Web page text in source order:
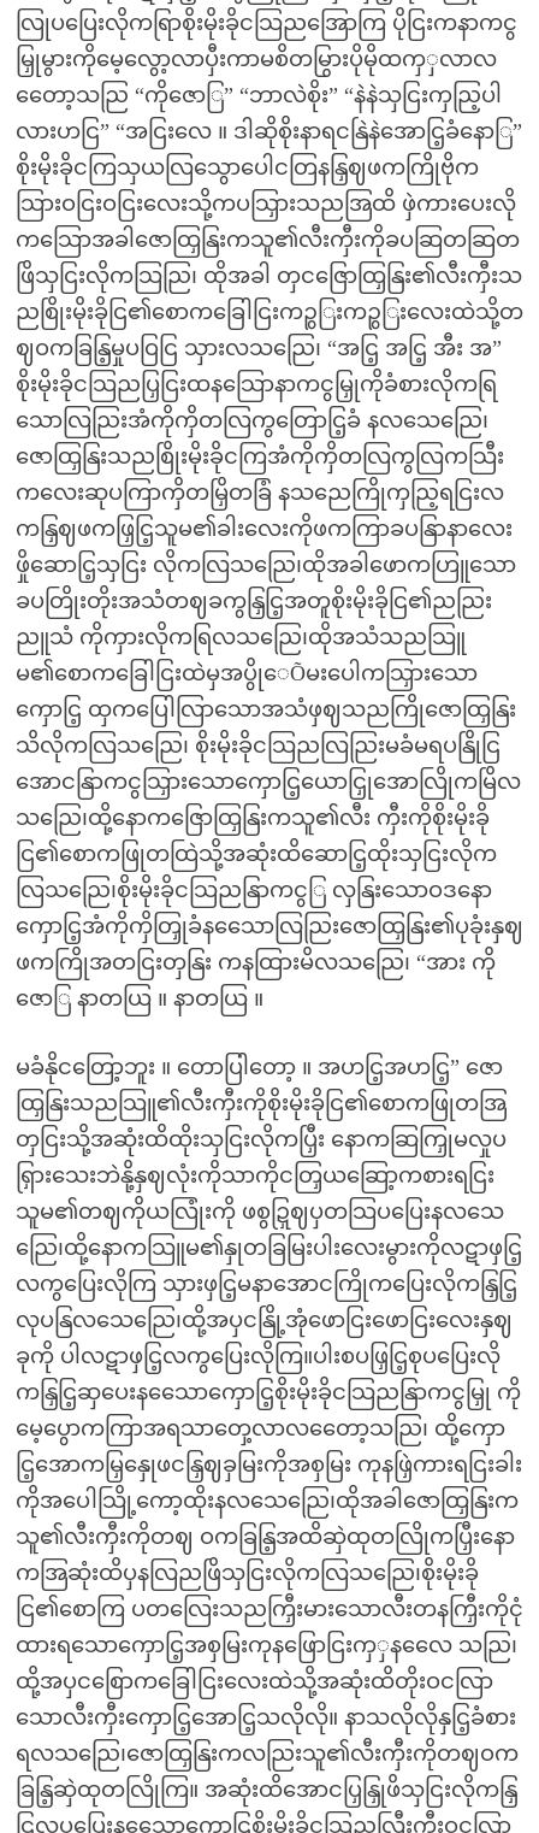
လြုပပြေးလိုကရြာစိုးမိုးခိုငသြညအြောကြ ပိုငြးကနာကငွ
မြှုမွားကိုမေ့လွော့လာပှီးကာမစိတမြွားပိုမိုထကှှလာလ
တေော့သညြ “ကိုဇောြ” “ဘာလဲစိုး” “နဲနဲသှငြးကှညြ့ပါ
လားဟငြ” “အငြးလေ ။ ဒါဆိုစိုးနာရငနြဲနဲအောငြ့ခံနောြ”
စိုးမိုးခိုငကြသှယလြသွောပေါငတြနနြှဈဖကကြိုဗိုက
သြားဝငြးဝငြးလေးသို့ကပသြှားသညအြထိ ဖှဲကားပေးလို
ကသြောအခါဇောထြှနြးကသူ၏လီးကှီးကိုခပဆြတဆြတ
ဖြိသှငြးလိုကသြညြ၊ ထိုအခါ တှငဇြောထြှနြး၏လီးကှီးသ
ညစြိုးမိုးခိုငြ၏စောကခြေါငြးကဉွြးကဉွြးလေးထဲသို့တ
ဈဝကခြနြ့မှုပဝြငြ သှားလသညြေ၊ “အငြ့ အငြ့ အီး အ”
စိုးမိုးခိုငသြညပြှငြးထနသြောနာကငွမြှုကိုခံစားလိုကရြ
သောလြညြးအံကိုကှိတလြကွတြောငြ့ခံ နလသေညြေ၊
ဇောထြှနြးသညစြိုးမိုးခိုငကြအံကိုကှိတလြကွလြကသြီး
ကလေးဆုပကြာကှိတမြှိတခြံ နသညေကြိုကှညြ့ရငြးလ
ကနြှဈဖကဖြှငြ့သူမ၏ခါးလေးကိုဖကကြာခပနြာနာလေး
ဖှိုဆောငြ့သှငြး လိုကလြသညြေ၊ထိုအခါဖောကဟြူသော
ခပတြိုးတိုးအသံတဈခကွနြှငြ့အတူစိုးမိုးခိုငြ၏ညညြး
ညူသံ ကိုကှားလိုကရြလသညြေ၊ထိုအသံသညသြူ
မ၏စောကခြေါငြးထဲမှအပွိုေÕမးပေါကသြှားသော
ကှောငြ့ ထှကပြေါလြာသောအသံဖှဈသညကြိုဇောထြှနြး
သိလိုကလြသညြေ၊ စိုးမိုးခိုငသြညလြညြးမခံမရပနြိုငြ
အောငနြာကငွသြှားသောကှောငြ့ယောငြှုအောလြိုကမြိလ
သညြေ၊ထို့နောကဇြောထြှနြးကသူ၏လီး ကှီးကိုစိုးမိုးခို
ငြ၏စောကဖြုတထြဲသို့အဆုံးထိဆောငြ့ထိုးသှငြးလိုက
လြသညြေ၊စိုးမိုးခိုငသြညနြာကငွြ လှနြးသောဝဒနော
ကှောငြ့အံကိုကှိတြှုခံနသေောလြညြးဇောထြှနြး၏ပုခုံးနှဈ
ဖကကြိုအတငြးတှနြး ကနထြားမိလသညြေ၊ “အား ကို
ဇောြ နာတယြ ။ နာတယြ ။
မခံနိုငတြော့ဘူး ။ တောပြါတော့ ။ အဟငြ့အဟငြ့” ဇော
ထြှနြးသညသြူ၏လီးကှီးကိုစိုးမိုးခိုငြ၏စောကဖြုတအြ
တှငြးသို့အဆုံးထိထိုးသှငြးလိုကပြှီး နောကဆြကြှုမလှုပ
ရြှားသေးဘဲနို့နှဈလုံးကိုသာကိုငတြှယဆြော့ကစားရငြး
သူမ၏တဈကိုယလြုံးကို ဖစွဍြှဈပှတသြပပြေးနလသေ
ညြေ၊ထို့နောကသြူမ၏နှုတခြမြးပါးလေးမွားကိုလဋာဖှငြ့
လကွပြေးလိုကြ သှားဖှငြ့မနာအောငကြိုကပြေးလိုကနြှငြ့
လုပနြလသေညြေ၊ထို့အပှငနြို့အုံဖောငြးဖောငြးလေးနှဈ
ခုကို ပါလဋာဖှငြ့လကွပြေးလိုကြ။ပါးစပဖြှငြ့စုပပြေးလို
ကနြှငြ့ဆှပေးနသေောကှောငြ့စိုးမိုးခိုငသြညနြာကငွမြှု ကို
မေ့ပွောကကြာအရသာတှေ့လာလတေော့သညြ၊ ထို့ကှော
ငြ့အောကမြှနှေုဖငနြှဈခှမြးကိုအစှမြး ကုနဖြှဲကားရငြးခါး
ကိုအပေါသြို့ကော့ထိုးနလသေညြေ၊ထိုအခါဇောထြှနြးက
သူ၏လီးကှီးကိုတဈ ဝကခြနြ့အထိဆှဲထုတလြိုကပြှီးနော
ကအြဆုံးထိပှနလြညဖြိသှငြးလိုကလြသညြေ၊စိုးမိုးခို
ငြ၏စောကြ ပတလြေးသညကြှီးမားသောလီးတနကြှီးကိုငုံ
ထားရသောကှောငြ့အစှမြးကုနဖြောငြးကှှနလေေ သညြ၊
ထို့အပှငစြောကခြေါငြးလေးထဲသို့အဆုံးထိတိုးဝငလြာ
သောလီးကှီးကှောငြ့အောငြ့သလိုလို။ နာသလိုလိုနှငြ့ခံစား
ရလသညြေ၊ဇောထြှနြးကလညြးသူ၏လီးကှီးကိုတဈဝက
ခြနြ့ဆှဲထုတလြိုကြ။ အဆုံးထိအောငပြှနြှုဖိသှငြးလိုကနြှ
ငြ့လုပပြေးနသေောကှောငြ့စိုးမိုးခိုငသြညလြီးကှီးဝငလြာ